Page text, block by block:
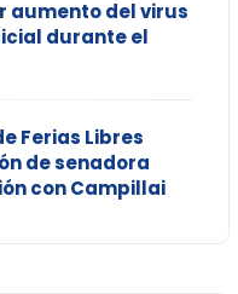
aumento del virus
durante el
Ferias Libres
de senadora
con Campillai